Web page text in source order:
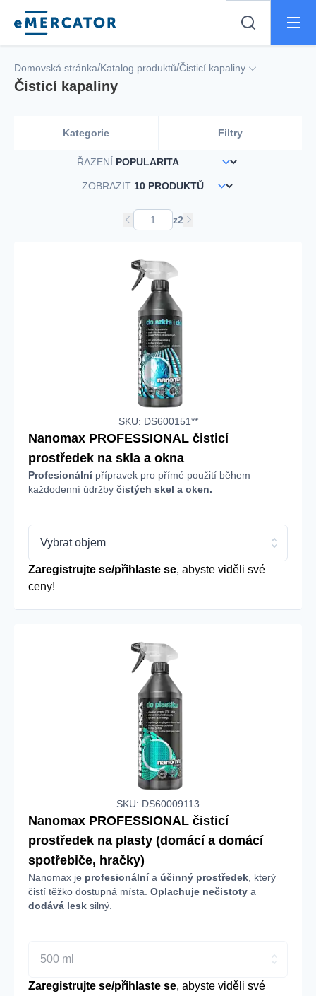
Mercator
Domovská stránka/Katalog produktů/Čisticí kapaliny
Čisticí kapaliny
Kategorie Filtry
ŘAZENÍ
ZOBRAZIT
z2
SKU: DS600151**
Nanomax PROFESSIONAL čisticí
prostředek na skla a okna
Profesionální přípravek pro přímé použití během
každodenní údržby čistých skel a oken.
Vybrat objem
Zaregistrujte se/přihlaste se, abyste viděli své
ceny!
SKU: DS60009113
Nanomax PROFESSIONAL čisticí
prostředek na plasty (domácí a domácí
spotřebiče, hračky)
Nanomax je profesionálnía účinný prostředek , který
čistí těžko dostupná místa. Oplachuje nečistoty a
dodává lesk silný.
500 ml
Zaregistrujte se/přihlaste se, abyste viděli své